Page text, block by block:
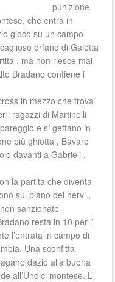
punizione
che entra in
gioco su un campo
orfano di Galetta
, ma non riesce mai
Bradano contiene i
in mezzo che trova
i ragazzi di Martinelli
e si gettano in
più ghiotta , Bavaro
davanti a Gabrieli ,
la partita che diventa
sul piano dei nervi ,
sanzionate
resta in 10 per l’
l’entrata in campo di
Una sconfitta
dazio alla buona
all’Undici montese. L’